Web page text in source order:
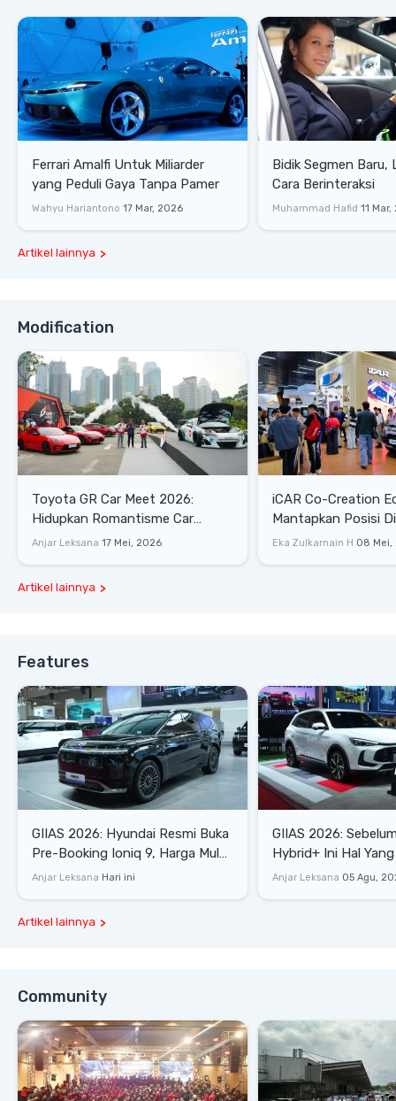
Ferrari Amalfi Untuk Miliarder
yang Peduli Gaya Tanpa Pamer
Wahyu Hariantono 17 Mar, 2026
Bidik Segmen Baru,
Cara Berinteraksi
Muhammad Hafid 11
Artikel lainnya
Modification
Toyota GR Car Meet 2026:
Hidupkan Romantisme Car
Culture Era 90-an
Anjar Leksana 17 Mei, 2026
iCAR Co-Creation
Mantapkan Posisi
Gaya Hidup
Eka Zulkarnain H 08 Mei,
Artikel lainnya
Features
GIIAS 2026: Hyundai Resmi Buka
Pre-Booking Ioniq 9, Harga Mulai
Rp1,49 Miliar
Anjar Leksana Hari ini
GIIAS 2026:
Hybrid+ Ini Hal
Diketahui
Anjar Leksana 05 Agu,
Artikel lainnya
Community